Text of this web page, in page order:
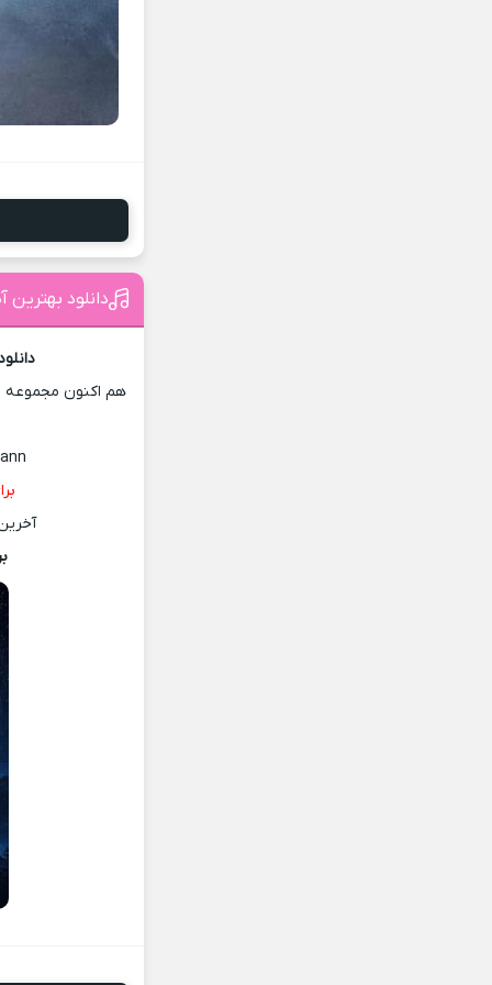
دانلود
هم اکنون مجموعه